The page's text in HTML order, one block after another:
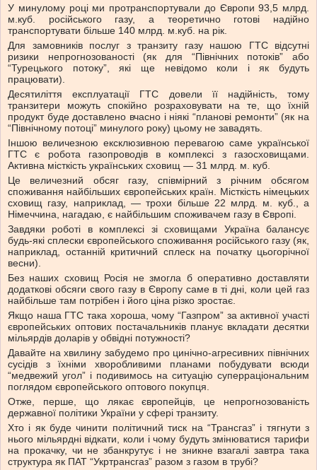
У минулому році ми протранспортували до Європи 93,5 млрд.
м.куб. російського газу, а теоретично готові надійно
транспортувати більше 140 млрд. м.куб. на рік.
Для замовників послуг з транзиту газу нашою ГТС відсутні
ризики непрогнозованості (як для “Північних потоків” або
“Турецького потоку”, які ще невідомо коли і як будуть
працювати).
Десятиліття експлуатації ГТС довели її надійність, тому
транзитери можуть спокійно розраховувати на те, що їхній
продукт буде доставлено вчасно і ніякі “планові ремонти” (як на
“Північному потоці” минулого року) цьому не завадять.
Іншою величезною ексклюзивною перевагою саме української
ГТС є робота газопроводів в комплексі з газосховищами.
Активна місткість українських сховищ — 31 млрд. м. куб.
Це величезний обсяг газу, співмірний з річним обсягом
споживання найбільших європейських країн. Місткість німецьких
сховищ газу, наприклад, — трохи більше 22 млрд. м. куб., а
Німеччина, нагадаю, є найбільшим споживачем газу в Європі.
Завдяки роботі в комплексі зі сховищами Україна балансує
будь-які сплески європейського споживання російського газу (як,
наприклад, останній критичний сплеск на початку цьогорічної
весни).
Без наших сховищ Росія не змогла б оперативно доставляти
додаткові обсяги свого газу в Європу саме в ті дні, коли цей газ
найбільше там потрібен і його ціна різко зростає.
Якщо наша ГТС така хороша, чому “Газпром” за активної участі
європейських оптових постачальників планує вкладати десятки
мільярдів доларів у обвідні потужності?
Давайте на хвилину забудемо про цинічно-агресивних північних
сусідів з їхніми хворобливими планами побудувати всюди
“медвежий угол” і подивимось на ситуацію суперраціональним
поглядом європейського оптового покупця.
Отже, перше, що лякає європейців, це непрогнозованість
державної політики України у сфері транзиту.
Хто і як буде чинити політичний тиск на “Трансгаз” і тягнути з
нього мільярдні відкати, коли і чому будуть змінюватися тарифи
на прокачку, чи не збанкрутує і не зникне взагалі завтра така
структура як ПАТ “Укртрансгаз” разом з газом в трубі?